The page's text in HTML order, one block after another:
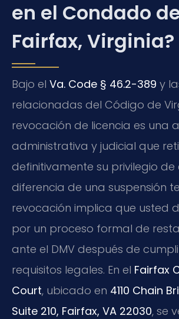
en el Condado
Fairfax, Virginia?
Bajo el Va. Code § 46.2-389 y
relacionadas del Código de
revocación de licencia es una
administrativa y judicial que
definitivamente su privilegio de
diferencia de una suspensión
revocación implica que usted
por un proceso formal de
ante el DMV después de
requisitos legales. En el Fairfax
Court, ubicado en 4110 Chain
Suite 210, Fairfax, VA 22030, se